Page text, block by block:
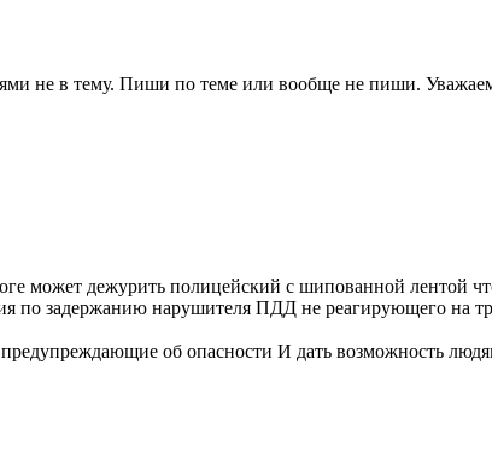
не в тему. Пиши по теме или вообще не пиши.
может дежурить полицейский с шипованной лентой
по задержанию нарушителя ПДД не реагирующего на
об опасности И дать возможность